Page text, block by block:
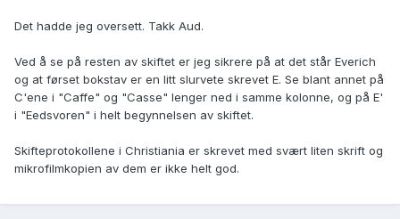
Det hadde jeg oversett. Takk Aud.
Ved å se på resten av skiftet er jeg sikrere på at det står Everich
og at førset bokstav er en litt slurvete skrevet E. Se blant annet på
C'ene i "Caffe" og "Casse" lenger ned i samme kolonne, og på E'
i "Eedsvoren" i helt begynnelsen av skiftet.
Skifteprotokollene i Christiania er skrevet med svært liten skrift og
mikrofilmkopien av dem er ikke helt god.